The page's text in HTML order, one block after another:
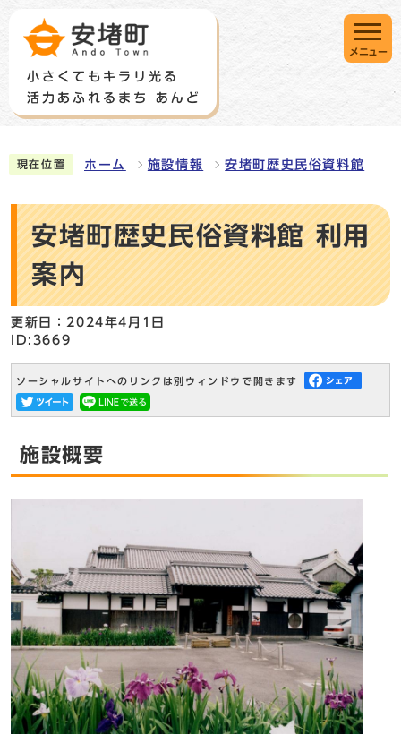
メニュー
現在位置 ホーム 施設情報 安堵町歴史民俗資料館
安堵町歴史民俗資料館 利用
案内
更新日：2024年4月1日
ID:3669
ソーシャルサイトへのリンクは別ウィンドウで開きます
施設概要